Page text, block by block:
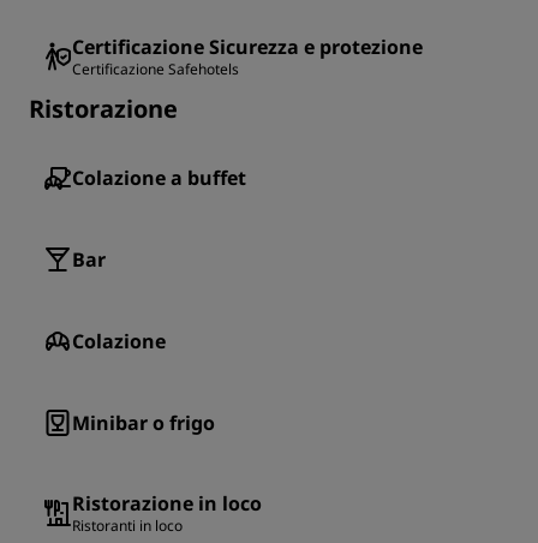
Certificazione Sicurezza e protezione
Certificazione Safehotels
Ristorazione
Colazione a buffet
Bar
Colazione
Minibar o frigo
Ristorazione in loco
Ristoranti in loco